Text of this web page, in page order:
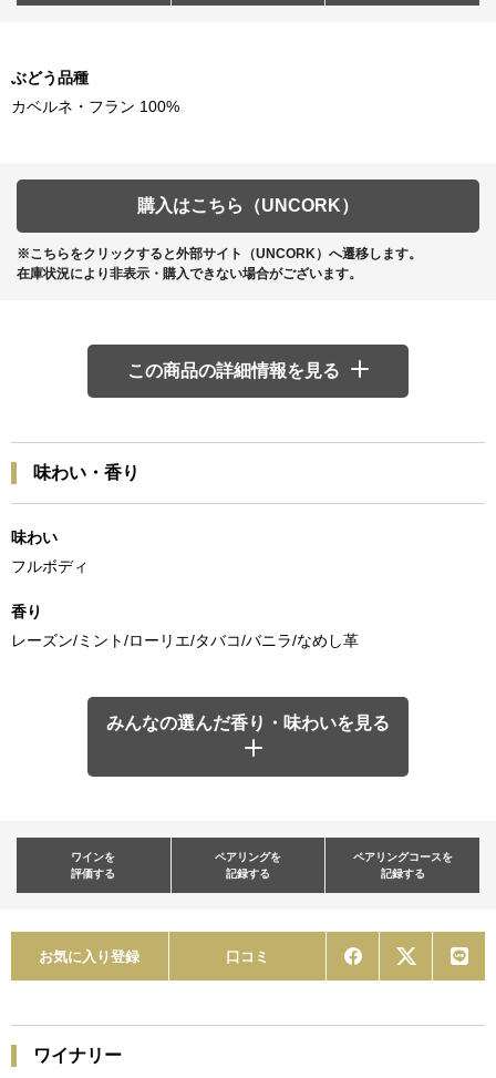
ぶどう品種
カベルネ・フラン 100%
購入はこちら（UNCORK）
※こちらをクリックすると外部サイト（UNCORK）へ遷移します。
在庫状況により非表示・購入できない場合がございます。
この商品の詳細情報を見る
味わい・香り
味わい
フルボディ
香り
レーズン/ミント/ローリエ/タバコ/バニラ/なめし革
みんなの選んだ香り・味わいを見る
ワインを
評価する
ペアリングを
記録する
ペアリングコースを
記録する
お気に入り登録 口コミ
ワイナリー